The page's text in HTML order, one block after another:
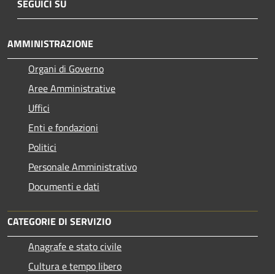
SEGUICI SU
AMMINISTRAZIONE
Organi di Governo
Aree Amministrative
Uffici
Enti e fondazioni
Politici
Personale Amministrativo
Documenti e dati
CATEGORIE DI SERVIZIO
Anagrafe e stato civile
Cultura e tempo libero